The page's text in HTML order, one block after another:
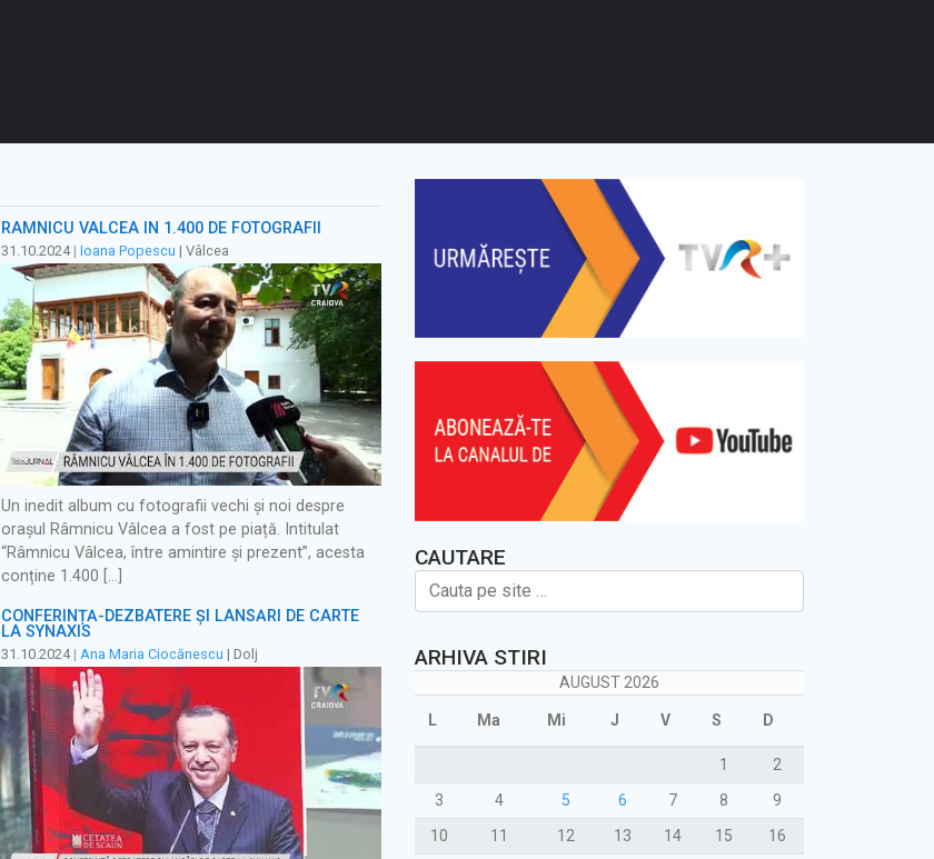
RÂMNICU VÂLCEA ÎN 1.400 DE FOTOGRAFII
31.10.2024| Ioana Popescu | Vâlcea
Un inedit album cu fotografii vechi și noi despre
orașul Râmnicu Vâlcea a fost pe piață. Intitulat
“Râmnicu Vâlcea, între amintire și prezent”, acesta
conține 1.400 […]
CONFERINȚĂ-DEZBATERE ȘI LANSĂRI DE CARTE
LA SYNAXIS
31.10.2024| Ana Maria Ciocănescu | Dolj
CAUTARE
ARHIVA STIRI
AUGUST 2026
L Ma Mi J V S D
1
2
3
4 5 6 7 8
9
10
11 12 13 14 15
16